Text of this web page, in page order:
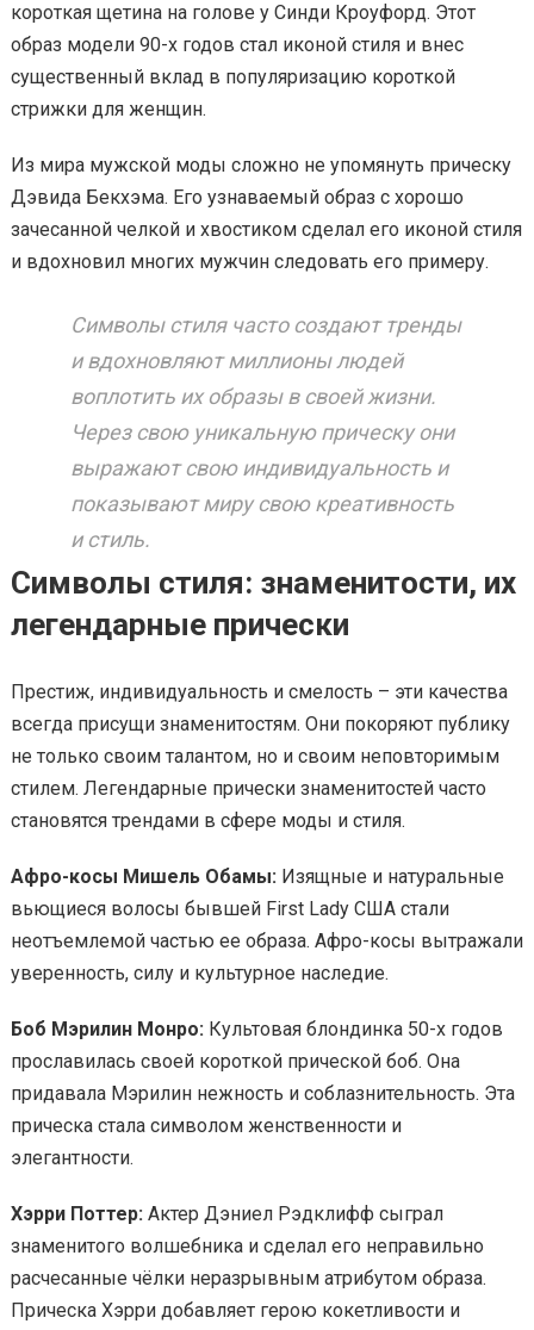
короткая щетина на голове у Синди Кроуфорд. Этот
образ модели 90-х годов стал иконой стиля и внес
существенный вклад в популяризацию короткой
стрижки для женщин.
Из мира мужской моды сложно не упомянуть прическу
Дэвида Бекхэма. Его узнаваемый образ с хорошо
зачесанной челкой и хвостиком сделал его иконой стиля
и вдохновил многих мужчин следовать его примеру.
Символы стиля часто создают тренды
и вдохновляют миллионы людей
воплотить их образы в своей жизни.
Через свою уникальную прическу они
выражают свою индивидуальность и
показывают миру свою креативность
и стиль.
Символы стиля: знаменитости, их
легендарные прически
Престиж, индивидуальность и смелость – эти качества
всегда присущи знаменитостям. Они покоряют публику
не только своим талантом, но и своим неповторимым
стилем. Легендарные прически знаменитостей часто
становятся трендами в сфере моды и стиля.
Афро-косы Мишель Обамы:Изящные и натуральные
вьющиеся волосы бывшей First Lady США стали
неотъемлемой частью ее образа. Афро-косы вытражали
уверенность, силу и культурное наследие.
Боб Мэрилин Монро:Культовая блондинка 50-х годов
прославилась своей короткой прической боб. Она
придавала Мэрилин нежность и соблазнительность. Эта
прическа стала символом женственности и
элегантности.
Хэрри Поттер:Актер Дэниел Рэдклифф сыграл
знаменитого волшебника и сделал его неправильно
расчесанные чёлки неразрывным атрибутом образа.
Прическа Хэрри добавляет герою кокетливости и